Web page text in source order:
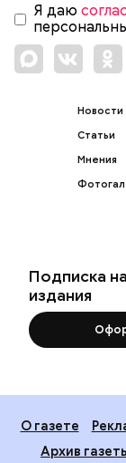
Я даю
Новости
Статьи
Мнения
Подписка
издания
О газете
Архив